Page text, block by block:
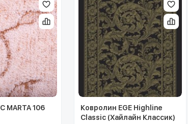
MARTA 106
Ковролин EGE Highline
Classic (Хайлайн Классик)